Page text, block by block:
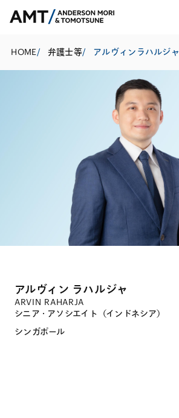
HOME/ 弁護士等/ アルヴィンラハルジャ
アルヴィン ラハルジャ
ARVIN RAHARJA
シニア・アソシエイト（インドネシア）
シンガポール